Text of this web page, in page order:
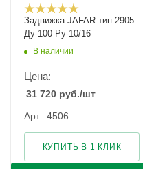
Задвижка JAFAR тип 2905
Ду-100 Ру-10/16
В наличии
Цена:
31 720 руб./шт
Арт.: 4506
КУПИТЬ В 1 КЛИК